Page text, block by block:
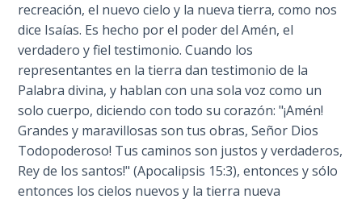
Hosea:
Prophet
of
Mercy -
Book 1
Hosea:
Prophet
of
Mercy -
Book 2
recreación, el nuevo cielo y la nueva tierra, como nos
dice Isaías. Es hecho por el poder del Amén, el
verdadero y fiel testimonio. Cuando los
representantes en la tierra dan testimonio de la
Palabra divina, y hablan con una sola voz como un
solo cuerpo, diciendo con todo su corazón: "¡Amén!
Grandes y maravillosas son tus obras, Señor Dios
Todopoderoso! Tus caminos son justos y verdaderos,
Rey de los santos!" (Apocalipsis 15:3), entonces y sólo
entonces los cielos nuevos y la tierra nueva